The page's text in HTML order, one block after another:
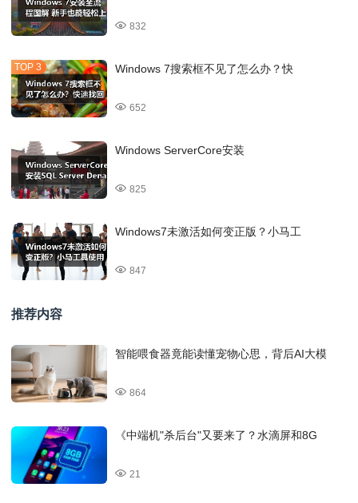
832
Windows 7搜索框不见了怎么办？快
652
Windows ServerCore安装
825
Windows7未激活如何变正版？小马工
847
推荐内容
智能喂食器竟能读懂宠物心思，背后AI大模
864
《中端机"杀后台"又要来了？水滴屏和8G
21